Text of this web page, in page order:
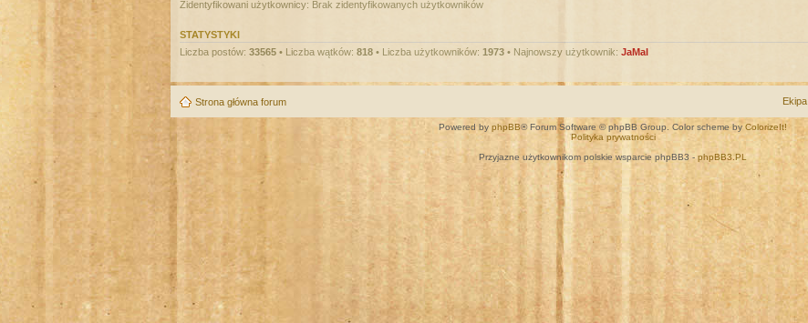
Zidentyfikowani użytkownicy: Brak zidentyfikowanych użytkowników
STATYSTYKI
Liczba postów: 33565 • Liczba wątków: 818 • Liczba użytkowników: 1973 • Najnowszy użytkownik: JaMal
Strona główna forum Ekipa
Powered by phpBB® Forum Software © phpBB Group. Color scheme by ColorizeIt!
Polityka prywatności
Przyjazne użytkownikom polskie wsparcie phpBB3 - phpBB3.PL